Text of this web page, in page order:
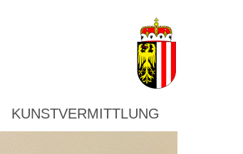
KUNSTVERMITTLUNG